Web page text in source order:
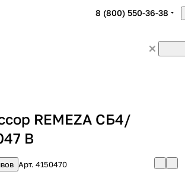
8 (800) 550-36-38
REMEZA СБ4/
B
Арт.4150470